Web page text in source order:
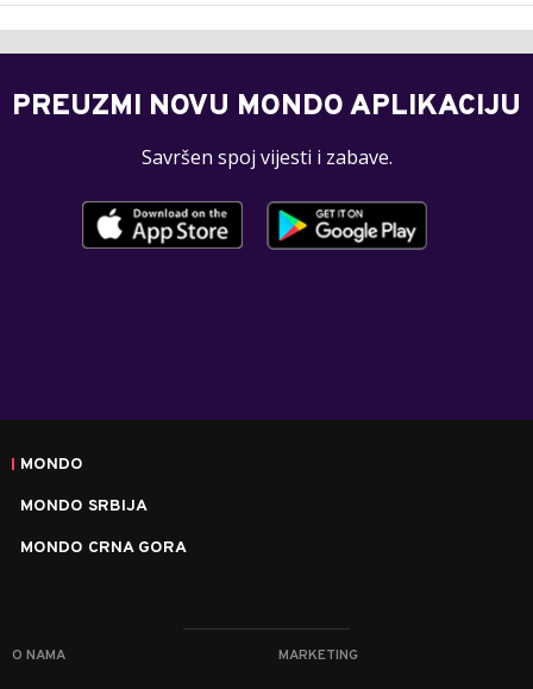
PREUZMI NOVU MONDO APLIKACIJU
Savršen spoj vijesti i zabave.
MONDO
MONDO SRBIJA
MONDO CRNA GORA
O NAMA MARKETING